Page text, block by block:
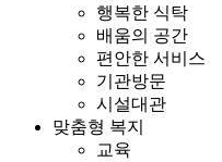
행복한 식탁
배움의 공간
편안한 서비스
기관방문
시설대관
맞춤형 복지
교육